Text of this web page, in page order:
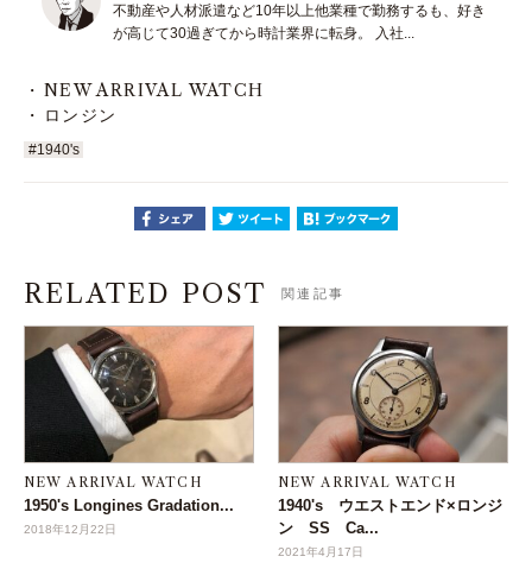
不動産や人材派遣など10年以上他業種で勤務するも、好き
が高じて30過ぎてから時計業界に転身。 入社...
NEW ARRIVAL WATCH
ロンジン
#1940's
RELATED POST 関連記事
NEW ARRIVAL WATCH
1950's Longines Gradation...
2018年12月22日
NEW ARRIVAL WATCH
1940's ウエストエンド×ロンジ
ン SS Ca...
2021年4月17日